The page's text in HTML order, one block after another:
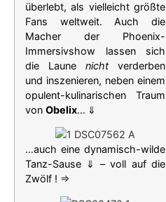
überlebt, als vielleicht größte
Fans weltweit. Auch die
Macher der Phoenix-
Immersivshow lassen sich
die Laune nicht verderben
und inszenieren, neben einem
opulent-kulinarischen Traum
von Obelix… ⇓
…auch eine dynamisch-wilde
Tanz-Sause ⇓ – voll auf die
Zwölf ! ⇒